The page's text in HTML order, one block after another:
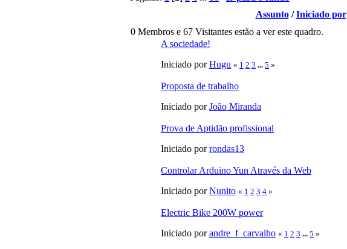
Assunto/Iniciado por
0 Membros e 67 Visitantes estão a ver este quadro.
A sociedade!
Iniciado porHugu « 1 2 3 ... 5 »
Proposta de trabalho
Iniciado porJoão Miranda
Prova de Aptidão profissional
Iniciado porrondas13
Controlar Arduino Yun Através da Web
Iniciado porNunito « 1 2 3 4 »
Electric Bike 200W power
Iniciado porandre_f_carvalho « 1 2 3 ... 5 »